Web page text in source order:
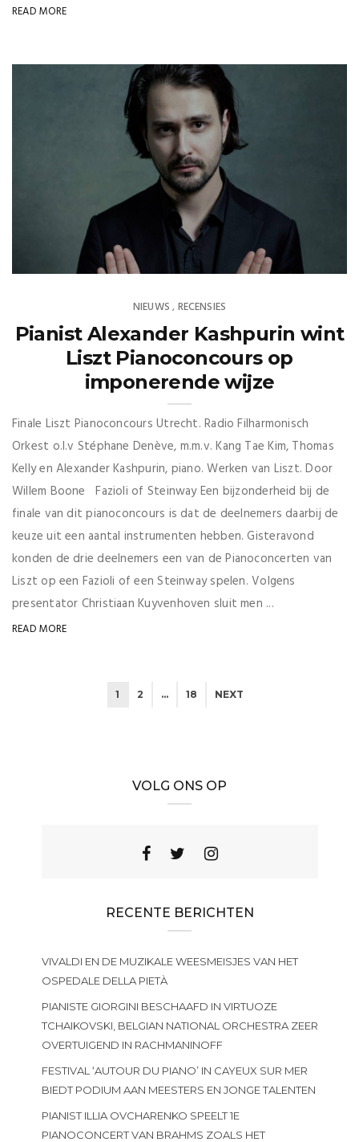
READ MORE
NIEUWS , RECENSIES
Pianist Alexander Kashpurin wint
Liszt Pianoconcours op
imponerende wijze
Finale Liszt Pianoconcours Utrecht. Radio Filharmonisch
Orkest o.l.v Stéphane Denève, m.m.v. Kang Tae Kim, Thomas
Kelly en Alexander Kashpurin, piano. Werken van Liszt. Door
Willem Boone Fazioli of Steinway Een bijzonderheid bij de
finale van dit pianoconcours is dat de deelnemers daarbij de
keuze uit een aantal instrumenten hebben. Gisteravond
konden de drie deelnemers een van de Pianoconcerten van
Liszt op een Fazioli of een Steinway spelen. Volgens
presentator Christiaan Kuyvenhoven sluit men ...
READ MORE
1 2 … 18 NEXT
VOLG ONS OP
RECENTE BERICHTEN
VIVALDI EN DE MUZIKALE WEESMEISJES VAN HET
OSPEDALE DELLA PIETÀ
PIANISTE GIORGINI BESCHAAFD IN VIRTUOZE
TCHAIKOVSKI, BELGIAN NATIONAL ORCHESTRA ZEER
OVERTUIGEND IN RACHMANINOFF
FESTIVAL ‘AUTOUR DU PIANO’ IN CAYEUX SUR MER
BIEDT PODIUM AAN MEESTERS EN JONGE TALENTEN
PIANIST ILLIA OVCHARENKO SPEELT 1E
PIANOCONCERT VAN BRAHMS ZOALS HET